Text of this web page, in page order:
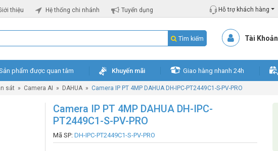
thiệu Hệ thống chi nhánh Tuyển dụng Hỗ trợ khách hàng
Tìm kiếm Tài Khoản
phẩm được quan tâm Khuyến mãi Giao hàng nhanh 24h
sát » Camera AI » DAHUA » Camera IP PT 4MP DAHUA DH-IPC-PT2449C1-S-PV-PRO
Camera IP PT 4MP DAHUA DH-IPC-
PT2449C1-S-PV-PRO
Mã SP: DH-IPC-PT2449C1-S-PV-PRO